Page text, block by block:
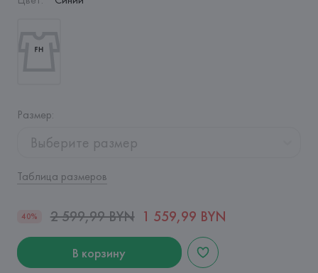
Размер:
Выберите размер
Таблица размеров
40% 2 599,99 BYN 1 559,99 BYN
В корзину